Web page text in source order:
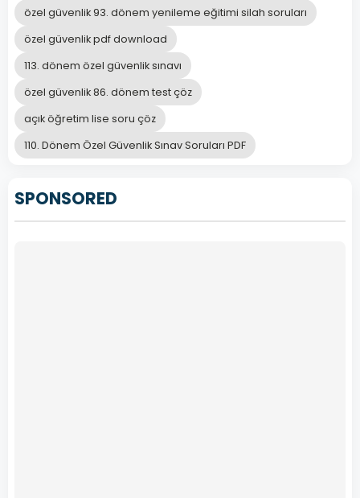
özel güvenlik 93. dönem yenileme eğitimi silah soruları
özel güvenlik pdf download
113. dönem özel güvenlik sınavı
özel güvenlik 86. dönem test çöz
açık öğretim lise soru çöz
110. Dönem Özel Güvenlik Sınav Soruları PDF
SPONSORED